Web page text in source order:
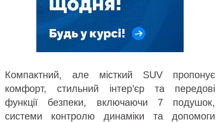
Компактний, але місткий SUV пропонує
комфорт, стильний інтер’єр та передові
функції безпеки, включаючи 7 подушок,
системи контролю динаміки та допомоги